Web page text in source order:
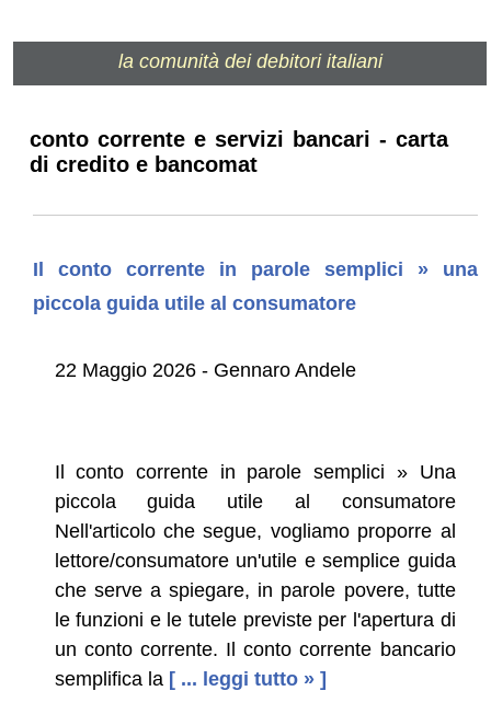
la comunità dei debitori italiani
conto corrente e servizi bancari - carta
di credito e bancomat
Il conto corrente in parole semplici » una
piccola guida utile al consumatore
22 Maggio 2026 - Gennaro Andele
Il conto corrente in parole semplici » Una
piccola guida utile al consumatore
Nell'articolo che segue, vogliamo proporre al
lettore/consumatore un'utile e semplice guida
che serve a spiegare, in parole povere, tutte
le funzioni e le tutele previste per l'apertura di
un conto corrente. Il conto corrente bancario
semplifica la [ ... leggi tutto » ]